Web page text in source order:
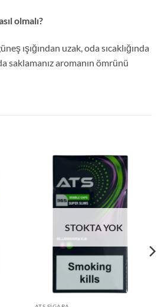
olmalı?
ışığından uzak, oda sıcaklığında
saklamanız aromanın ömrünü
STOKTA YOK